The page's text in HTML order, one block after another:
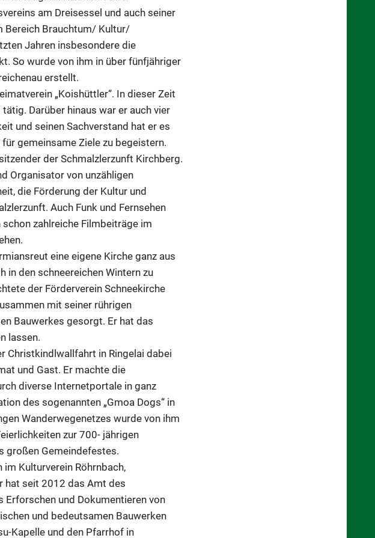
am Dreisessel und auch seiner
Bereich Brauchtum/ Kultur/
Jahren insbesondere die
So wurde von ihm in über fünfjähriger
erstellt.
„Koishüttler“. In dieser Zeit
Darüber hinaus war er auch vier
und seinen Sachverstand hat er es
gemeinsame Ziele zu begeistern.
der Schmalzlerzunft Kirchberg.
Organisator von unzähligen
die Förderung der Kultur und
Auch Funk und Fernsehen
zahlreiche Filmbeiträge im
eine eigene Kirche ganz aus
in den schneereichen Wintern zu
der Förderverein Schneekirche
mit seiner rührigen
Bauwerkes gesorgt. Er hat das
lassen.
Christkindlwallfahrt in Ringelai dabei
und Gast. Er machte die
diverse Internetportale in ganz
des sogenannten „Gmoa Dogs“ in
Wanderwegenetzes wurde von ihm
zur 700- jährigen
großen Gemeindefestes.
Kulturverein Röhrnbach,
hat seit 2012 das Amt des
Erforschen und Dokumentieren von
und bedeutsamen Bauwerken
Kapelle und den Pfarrhof in